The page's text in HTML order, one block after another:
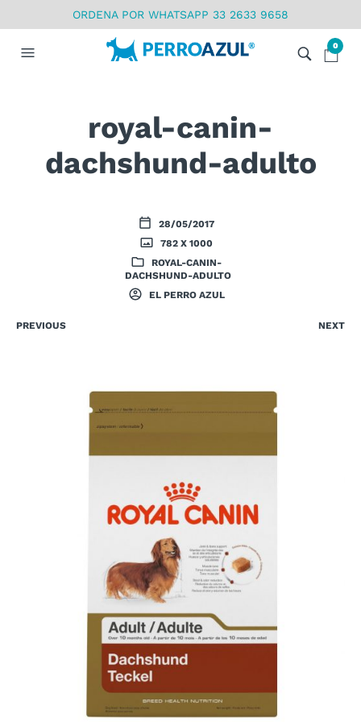
ORDENA POR WHATSAPP 33 2633 9658
0
royal-canin-
dachshund-adulto
28/05/2017
782 X 1000
ROYAL-CANIN-
DACHSHUND-ADULTO
EL PERRO AZUL
PREVIOUS NEXT